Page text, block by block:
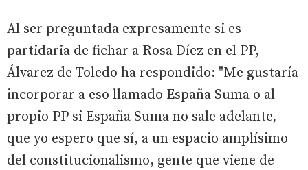
Al ser preguntada expresamente si es
partidaria de fichar a Rosa Díez en el PP,
Álvarez de Toledo ha respondido: "Me gustaría
incorporar a eso llamado España Suma o al
propio PP si España Suma no sale adelante,
que yo espero que sí, a un espacio amplísimo
del constitucionalismo, gente que viene de